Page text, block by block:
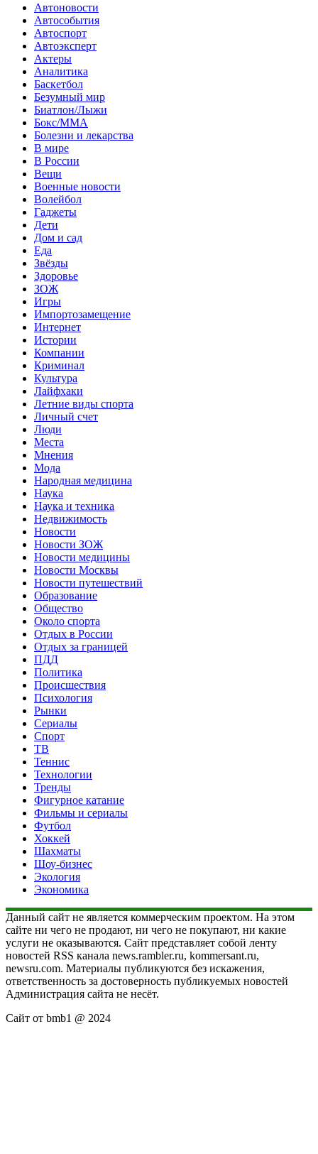
Автоновости
Автособытия
Автоспорт
Автоэксперт
Актеры
Аналитика
Баскетбол
Безумный мир
Биатлон/Лыжи
Бокс/MMA
Болезни и лекарства
В мире
В России
Вещи
Военные новости
Волейбол
Гаджеты
Дети
Дом и сад
Еда
Звёзды
Здоровье
ЗОЖ
Игры
Импортозамещение
Интернет
Истории
Компании
Криминал
Культура
Лайфхаки
Летние виды спорта
Личный счет
Люди
Места
Мнения
Мода
Народная медицина
Наука
Наука и техника
Недвижимость
Новости
Новости ЗОЖ
Новости медицины
Новости Москвы
Новости путешествий
Образование
Общество
Около спорта
Отдых в России
Отдых за границей
ПДД
Политика
Происшествия
Психология
Рынки
Сериалы
Спорт
ТВ
Теннис
Технологии
Тренды
Фигурное катание
Фильмы и сериалы
Футбол
Хоккей
Шахматы
Шоу-бизнес
Экология
Экономика
Данный сайт не является коммерческим проектом. На этом
сайте ни чего не продают, ни чего не покупают, ни какие
услуги не оказываются. Сайт представляет собой ленту
новостей RSS канала news.rambler.ru, kommersant.ru,
newsru.com. Материалы публикуются без искажения,
ответственность за достоверность публикуемых новостей
Администрация сайта не несёт.
Сайт от bmb1 @ 2024